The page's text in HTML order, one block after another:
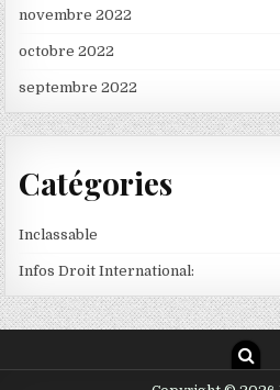
novembre 2022
octobre 2022
septembre 2022
Catégories
Inclassable
Infos Droit International: